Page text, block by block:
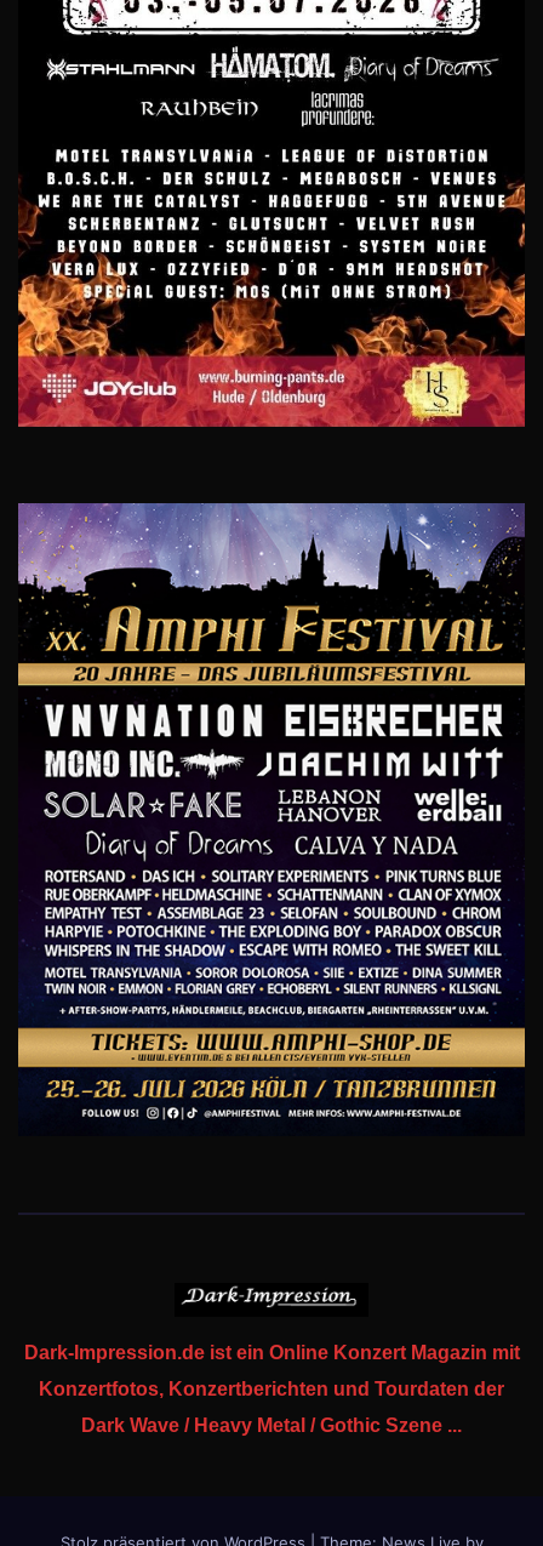
Dark-Impression.de ist ein Online Konzert Magazin mit
Konzertfotos, Konzertberichten und Tourdaten der
Dark Wave / Heavy Metal / Gothic Szene ...